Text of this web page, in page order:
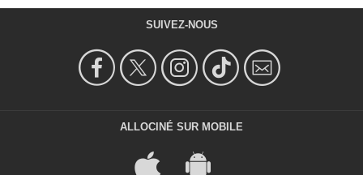
SUIVEZ-NOUS
ALLOCINÉ SUR MOBILE